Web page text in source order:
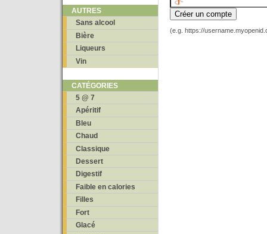
AUTRES
Sans alcool
Bière
Liqueurs
Vin
CATÉGORIES
5 @ 7
Apéritif
Bleu
Chaud
Classique
Dessert
Digestif
Faible en calories
Filles
Fort
Glacé
(e.g. https://